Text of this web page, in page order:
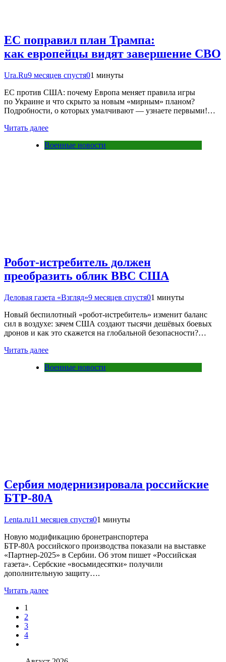
ЕС поправил план Трампа:
как европейцы видят завершение СВО
Ura.Ru9 месяцев спустя01 минуты
ЕС против США: почему Европа меняет правила игры
по Украине и что скрыто за новым «мирным» планом?
Подробности, о которых умалчивают — узнаете первыми!…
Читать далее
Военные новости
Робот-истребитель должен
преобразить облик ВВС США
Деловая газета «Взгляд»9 месяцев спустя01 минуты
Новый беспилотный «робот-истребитель» изменит баланс
сил в воздухе: зачем США создают тысячи дешёвых боевых
дронов и как это скажется на глобальной безопасности?…
Читать далее
Военные новости
Сербия модернизировала российские
БТР-80А
Lenta.ru11 месяцев спустя01 минуты
Новую модификацию бронетранспортера
БТР-80А российского производства показали на выставке
«Партнер-2025» в Сербии. Об этом пишет «Российская
газета». Сербские «восьмидесятки» получили
дополнительную защиту….
Читать далее
1
2
3
4